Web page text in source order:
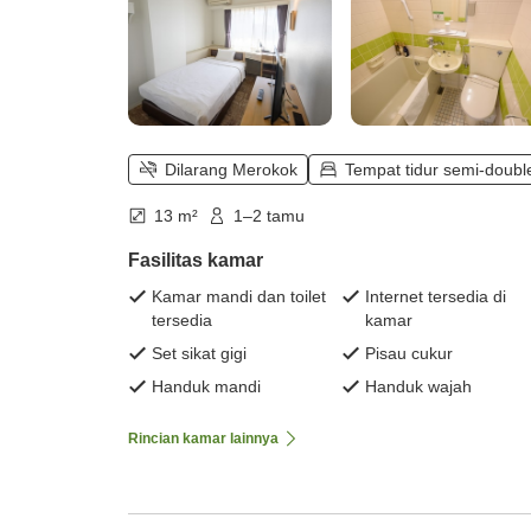
Dilarang Merokok Tempat tidur semi-
13 m² 1–2 tamu
Fasilitas kamar
Kamar mandi dan toilet
tersedia
Internet tersedia di
kamar
Set sikat gigi
Pisau cukur
Handuk mandi
Handuk wajah
Rincian kamar lainnya